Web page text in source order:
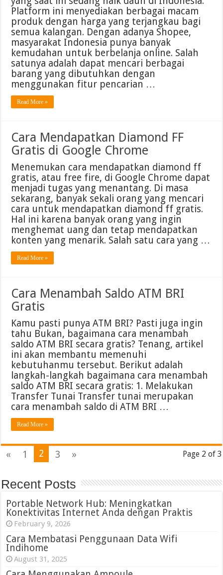
Platform ini menyediakan berbagai macam
produk dengan harga yang terjangkau bagi
semua kalangan. Dengan adanya Shopee,
masyarakat Indonesia punya banyak
kemudahan untuk berbelanja online. Salah
satunya adalah dapat mencari berbagai
barang yang dibutuhkan dengan
menggunakan fitur pencarian …
Read More »
Cara Mendapatkan Diamond FF
Gratis di Google Chrome
Menemukan cara mendapatkan diamond ff
gratis, atau free fire, di Google Chrome dapat
menjadi tugas yang menantang. Di masa
sekarang, banyak sekali orang yang mencari
cara untuk mendapatkan diamond ff gratis.
Hal ini karena banyak orang yang ingin
menghemat uang dan tetap mendapatkan
konten yang menarik. Salah satu cara yang …
Read More »
Cara Menambah Saldo ATM BRI
Gratis
Kamu pasti punya ATM BRI? Pasti juga ingin
tahu Bukan, bagaimana cara menambah
saldo ATM BRI secara gratis? Tenang, artikel
ini akan membantu memenuhi
kebutuhanmu tersebut. Berikut adalah
langkah-langkah bagaimana cara menambah
saldo ATM BRI secara gratis: 1. Melakukan
Transfer Tunai Transfer tunai merupakan
cara menambah saldo di ATM BRI …
Read More »
Page 2 of 3
« 1 2 3 »
Recent Posts
Portable Network Hub: Meningkatkan
Konektivitas Internet Anda dengan Praktis
February 9, 2026
Cara Membatasi Penggunaan Data Wifi
Indihome
August 31, 2025